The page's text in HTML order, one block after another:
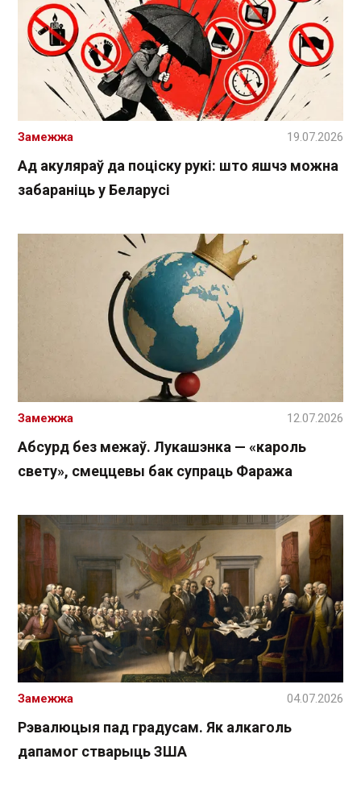
Ад акуляраў да поціску рукі: што яшчэ можна
забараніць у Беларусі
Замежжа 19.07.2026
Абсурд без межаў. Лукашэнка — «кароль
свету», смеццевы бак супраць Фаража
Замежжа 12.07.2026
Рэвалюцыя пад градусам. Як алкаголь
дапамог стварыць ЗША
Замежжа 04.07.2026